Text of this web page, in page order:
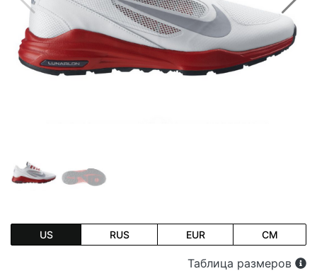
US RUS EUR CM
Таблица размеров